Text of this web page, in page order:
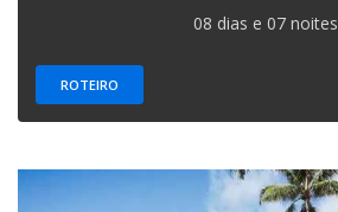
08 dias e 07 noites
ROTEIRO